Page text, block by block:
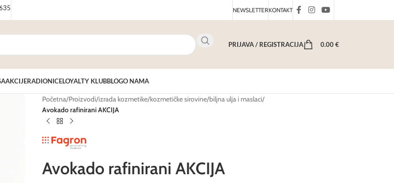
NEWSLETTERKONTAKT
PRIJAVA / REGISTRACIJA 0.00€
AKCIJERADIONICELOYALTY KLUBBLOGO NAMA
Početna/Proizvodi/izrada kozmetike/kozmetičke sirovine/biljna ulja i maslaci/
Avokado rafinirani AKCIJA
Avokado rafinirani AKCIJA